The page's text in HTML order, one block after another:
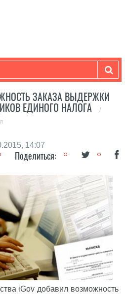
ЗАКАЗА ВЫДЕРЖКИ
ЕДИНОГО НАЛОГА
/
14:07
Поделиться:
iGov добавил возможность